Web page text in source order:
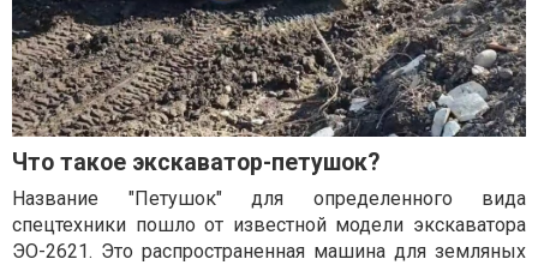
Что такое экскаватор-петушок?
Название "Петушок" для определенного вида
спецтехники пошло от известной модели экскаватора
ЭО-2621. Это распространенная машина для земляных